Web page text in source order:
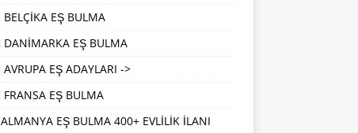
BELÇİKA EŞ BULMA
DANİMARKA EŞ BULMA
AVRUPA EŞ ADAYLARI ->
FRANSA EŞ BULMA
ALMANYA EŞ BULMA 400+ EVLİLİK İLANI